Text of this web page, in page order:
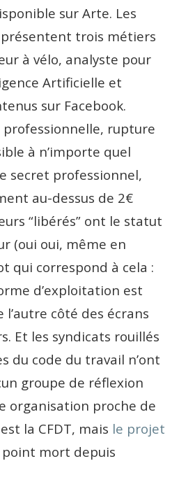
sur Arte. Les
trois métiers
à vélo, analyste pour
Artificielle et
sur Facebook.
rupture
à n’importe quel
secret professionnel,
au-dessus de 2€
“libérés” ont le statut
(oui oui, même en
qui correspond à cela :
d’exploitation est
côté des écrans
Et les syndicats rouillés
du code du travail n’ont
groupe de réflexion
organisation proche de
la CFDT, mais le projet
point mort depuis